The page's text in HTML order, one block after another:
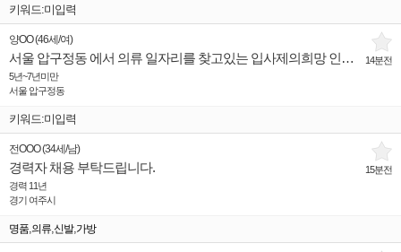
키워드:미입력
14분전
양OO(46세 /여)
서울 압구정동 에서 의류 일자리를 찾고있는 입사제의희망 인재입니다.
5년~7년미만
서울 압구정동
키워드:미입력
15분전
전OOO(34세 /남)
경력자 채용 부탁드립니다.
경력 11년
경기 여주시
명품,의류,신발,가방